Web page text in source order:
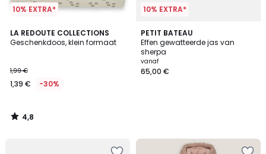
10% EXTRA*
LA REDOUTE COLLECTIONS
Geschenkdoos, klein formaat
1,99 €
1,39 € -30%
4,8
/ 5
4,8
/
10% EXTRA*
PETIT BATEAU
Effen gewatteerde jas van
sherpa
vanaf
65,00 €